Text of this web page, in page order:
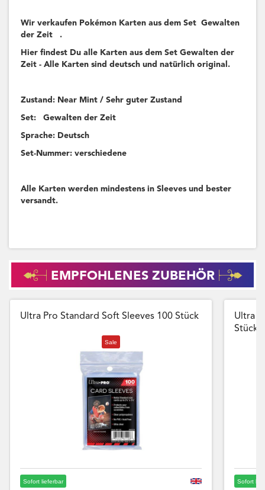
Wir verkaufen Pokémon Karten aus dem Set Gewalten
der Zeit .
Hier findest Du alle Karten aus dem Set Gewalten der
Zeit - Alle Karten sind deutsch und natürlich original.
Zustand: Near Mint / Sehr guter Zustand
Set: Gewalten der Zeit
Sprache: Deutsch
Set-Nummer: verschiedene
Alle Karten werden mindestens in Sleeves und bester
versandt.
EMPFOHLENES ZUBEHÖR
Ultra Pro Standard Soft Sleeves 100 Stück
Sale
Sofort lieferbar
Ultra
Stück
Sofort